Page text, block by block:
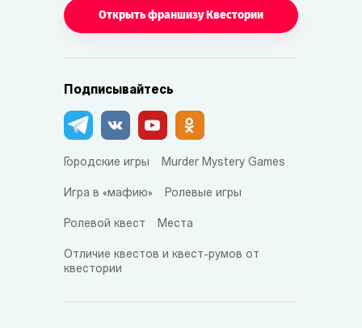
Открыть франшизу Квестории
Подписывайтесь
Городские игры Murder Mystery Games
Игра в «мафию» Ролевые игры
Ролевой квест Места
Отличие квестов и квест-румов от
квестории